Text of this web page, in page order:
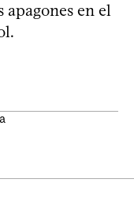
apagones en el